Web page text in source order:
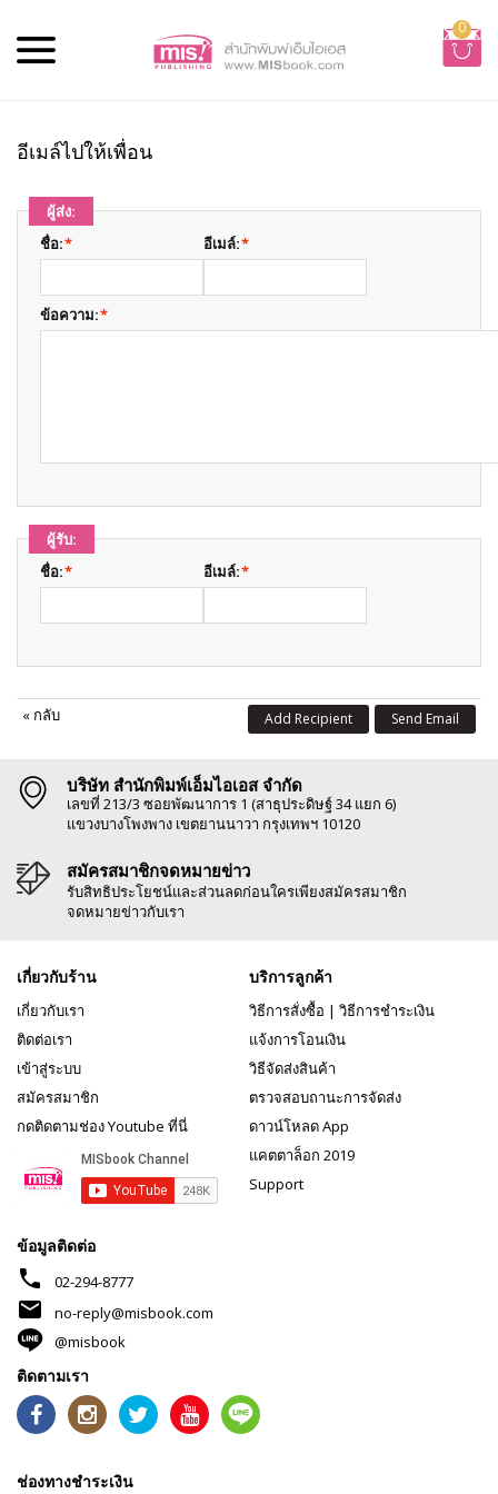
0
อีเมล์ไปให้เพื่อน
ผู้ส่ง:
*
ชื่อ: *
อีเมล์:
*
ข้อความ:
ผู้รับ:
*
ชื่อ: *
อีเมล์:
« กลับ Send Email
Add Recipient
บริษัท สำนักพิมพ์เอ็มไอเอส จำกัด
เลขที่ 213/3 ซอยพัฒนาการ 1 (สาธุประดิษฐ์ 34 แยก 6)
แขวงบางโพงพาง เขตยานนาวา กรุงเทพฯ 10120
สมัครสมาชิกจดหมายข่าว
รับสิทธิประโยชน์และส่วนลดก่อนใครเพียงสมัครสมาชิก
จดหมายข่าวกับเรา
เกี่ยวกับร้าน
เกี่ยวกับเรา
ติดต่อเรา
เข้าสู่ระบบ
สมัครสมาชิก
กดติดตามช่อง Youtube ที่นี่
บริการลูกค้า
วิธีการสั่งซื้อ | วิธีการชำระเงิน
แจ้งการโอนเงิน
วิธีจัดส่งสินค้า
ตรวจสอบถานะการจัดส่ง
ดาวน์โหลด App
แคตตาล็อก 2019
Support
ข้อมูลติดต่อ
phone 02-294-8777
mail
no-reply@misbook.com
@misbook
ติดตามเรา
ช่องทางชำระเงิน